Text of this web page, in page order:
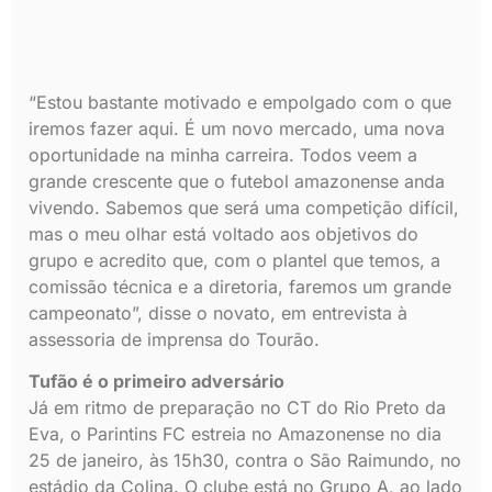
“Estou bastante motivado e empolgado com o que
iremos fazer aqui. É um novo mercado, uma nova
oportunidade na minha carreira. Todos veem a
grande crescente que o futebol amazonense anda
vivendo. Sabemos que será uma competição difícil,
mas o meu olhar está voltado aos objetivos do
grupo e acredito que, com o plantel que temos, a
comissão técnica e a diretoria, faremos um grande
campeonato”, disse o novato, em entrevista à
assessoria de imprensa do Tourão.
Tufão é o primeiro adversário
Já em ritmo de preparação no CT do Rio Preto da
Eva, o Parintins FC estreia no Amazonense no dia
25 de janeiro, às 15h30, contra o São Raimundo, no
estádio da Colina. O clube está no Grupo A, ao lado